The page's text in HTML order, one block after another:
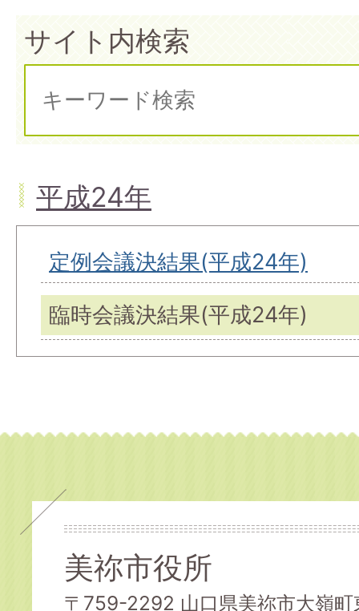
サイト内検索
平成24年
定例会議決結果(平成24年)
臨時会議決結果(平成24年)
美祢市役所
〒759-2292 山口県美祢市大嶺